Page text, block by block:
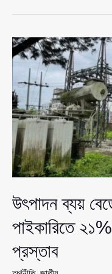
পেছনে
ফেলল
বাংলাদেশ,
শান্তি
সূচকে
উঠে
এলো
নতুন
অবস্থান
উৎপাদন ব্যয়
পাইকারিতে
প্রস্তাব